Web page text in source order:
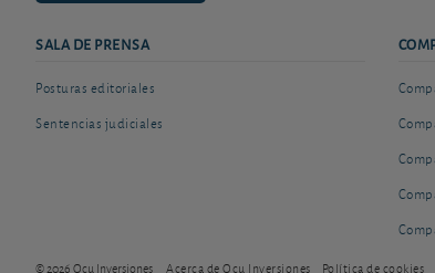
SALA DE PRENSA
Posturas editoriales
Sentencias judiciales
© 2026 Ocu Inversiones Acerca de Ocu Inversiones Política de cookies